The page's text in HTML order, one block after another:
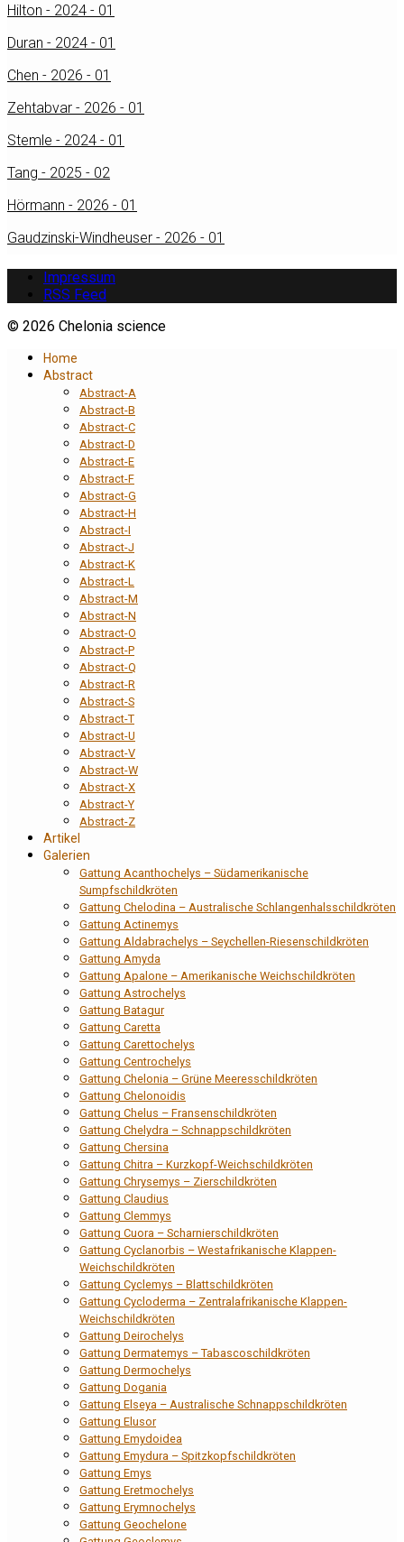
Hilton - 2024 - 01
Duran - 2024 - 01
Chen - 2026 - 01
Zehtabvar - 2026 - 01
Stemle - 2024 - 01
Tang - 2025 - 02
Hörmann - 2026 - 01
Gaudzinski-Windheuser - 2026 - 01
Impressum
RSS Feed
© 2026 Chelonia science
Home
Abstract
Abstract-A
Abstract-B
Abstract-C
Abstract-D
Abstract-E
Abstract-F
Abstract-G
Abstract-H
Abstract-I
Abstract-J
Abstract-K
Abstract-L
Abstract-M
Abstract-N
Abstract-O
Abstract-P
Abstract-Q
Abstract-R
Abstract-S
Abstract-T
Abstract-U
Abstract-V
Abstract-W
Abstract-X
Abstract-Y
Abstract-Z
Artikel
Galerien
Gattung Acanthochelys – Südamerikanische
Sumpfschildkröten
Gattung Chelodina – Australische Schlangenhalsschildkröten
Gattung Actinemys
Gattung Aldabrachelys – Seychellen-Riesenschildkröten
Gattung Amyda
Gattung Apalone – Amerikanische Weichschildkröten
Gattung Astrochelys
Gattung Batagur
Gattung Caretta
Gattung Carettochelys
Gattung Centrochelys
Gattung Chelonia – Grüne Meeresschildkröten
Gattung Chelonoidis
Gattung Chelus – Fransenschildkröten
Gattung Chelydra – Schnappschildkröten
Gattung Chersina
Gattung Chitra – Kurzkopf-Weichschildkröten
Gattung Chrysemys – Zierschildkröten
Gattung Claudius
Gattung Clemmys
Gattung Cuora – Scharnierschildkröten
Gattung Cyclanorbis – Westafrikanische Klappen-
Weichschildkröten
Gattung Cyclemys – Blattschildkröten
Gattung Cycloderma – Zentralafrikanische Klappen-
Weichschildkröten
Gattung Deirochelys
Gattung Dermatemys – Tabascoschildkröten
Gattung Dermochelys
Gattung Dogania
Gattung Elseya – Australische Schnappschildkröten
Gattung Elusor
Gattung Emydoidea
Gattung Emydura – Spitzkopfschildkröten
Gattung Emys
Gattung Eretmochelys
Gattung Erymnochelys
Gattung Geochelone